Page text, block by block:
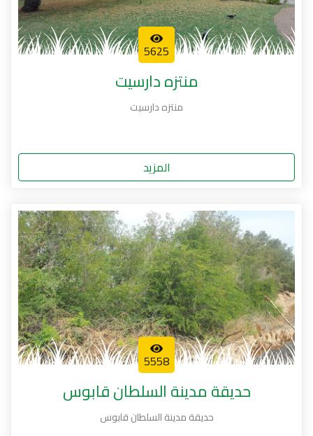
5625
منتزه دارسيت
منتزه دارسيت
المزيد
5558
حديقة مدينة السلطان قابوس
حديقة مدينة السلطان قابوس